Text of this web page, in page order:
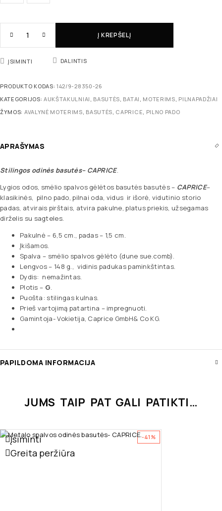
Į KREPŠELĮ
ĮSIMINTI DALINTIS
PRODUKTO KODAS: 142/9-28350-26
KATEGORIJOS: AUKŠTAKULNIAI BASUTĖS BATAI MOTERIMS PILNAPADŽIAI
ŽYMOS: AVALYNĖ MOTERIMS BASUTĖS CAPRICE PILNO PADO
APRAŠYMAS
Stilingos odinės basutės– CAPRICE.
Lygios odos, smėlio spalvos gėlėtos basutės basutės – CAPRICE–
klasikinės, pilno pado, pilnai oda, vidus ir išorė, vidutinio storio
padas, atvirais pirštais, atvira pakulne, platus priekis, užsegamas
dirželis su sagteles.
Pakulnė – 6,5 cm., padas – 1,5 cm.
Įkišamos.
Spalva – smėlio spalvos gėlėto (dune sue.comb).
Lengvos – 148 g., vidinis padukas paminkštintas.
Dydis: nemažintas.
Plotis – G.
Puošta: stilingas kulnas.
Prieš vartojimą patartina – impregnuoti.
Gamintoja- Vokietija, Caprice GmbH& Co KG.
PAPILDOMA INFORMACIJA
JUMS TAIP PAT GALI PATIKTI…
-41%
Įsiminti
Greita peržiūra